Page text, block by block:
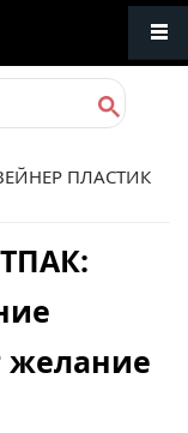
ПЛАСТИК
желание